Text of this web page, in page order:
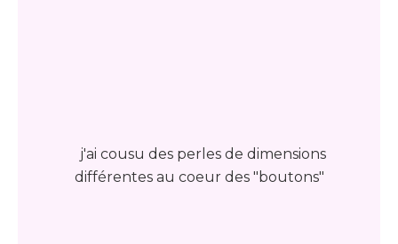
j'ai cousu des perles de dimensions
différentes au coeur des "boutons"